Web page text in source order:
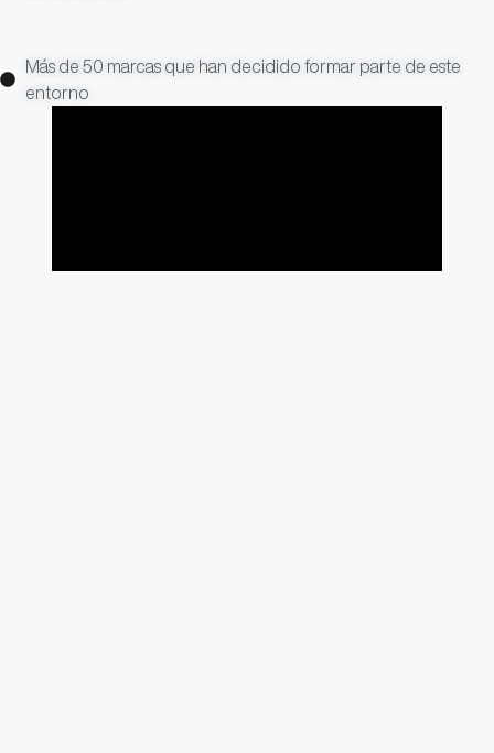
Más de 50 marcas que han decidido formar parte de este
entorno